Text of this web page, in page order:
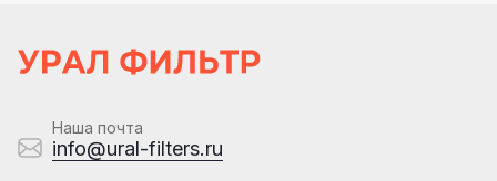
Наша почта
info@ural-filters.ru